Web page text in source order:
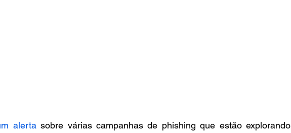
alerta sobre várias campanhas de phishing que estão explorando